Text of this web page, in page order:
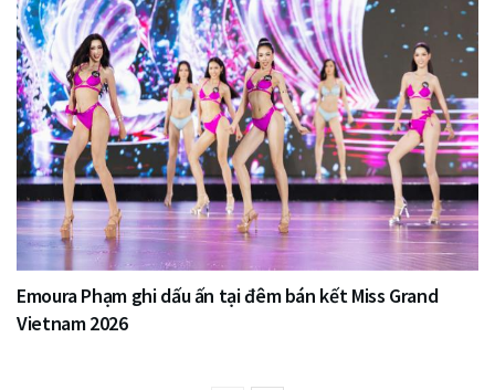
Emoura Phạm ghi dấu ấn tại đêm bán kết Miss Grand
Vietnam 2026